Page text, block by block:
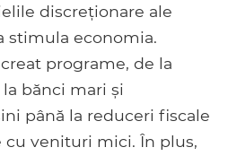
discreționare ale
stimula economia.
programe, de la
bănci mari și
până la reduceri fiscale
venituri mici. În plus,